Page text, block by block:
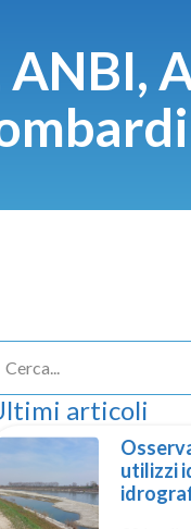
articoli
utilizzi